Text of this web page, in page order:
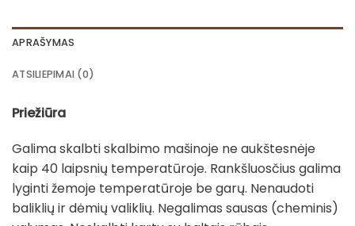
APRAŠYMAS
ATSILIEPIMAI (0)
Priežiūra
Galima skalbti skalbimo mašinoje ne aukštesnėje
kaip 40 laipsnių temperatūroje. Rankšluosčius galima
lyginti žemoje temperatūroje be garų. Nenaudoti
baliklių ir dėmių valiklių. Negalimas sausas (cheminis)